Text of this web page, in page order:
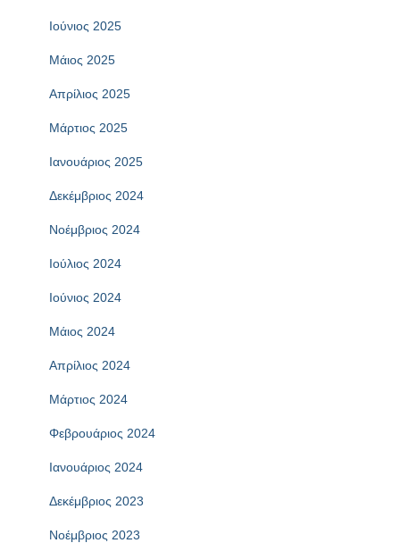
Ιούνιος 2025
Μάιος 2025
Απρίλιος 2025
Μάρτιος 2025
Ιανουάριος 2025
Δεκέμβριος 2024
Νοέμβριος 2024
Ιούλιος 2024
Ιούνιος 2024
Μάιος 2024
Απρίλιος 2024
Μάρτιος 2024
Φεβρουάριος 2024
Ιανουάριος 2024
Δεκέμβριος 2023
Νοέμβριος 2023